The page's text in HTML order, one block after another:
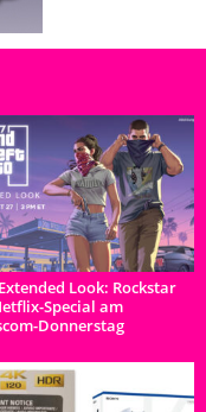
Look: Rockstar
Special am
Donnerstag